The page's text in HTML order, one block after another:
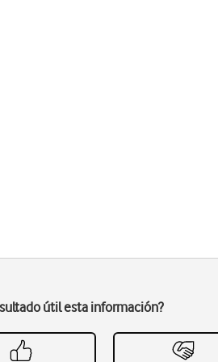
útil esta información?